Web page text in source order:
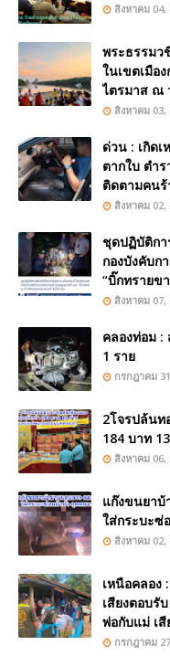
สิงหาคม 04,
พระธรรม
ในเขตเมือ
ไตรมาส ณ
สิงหาคม 03,
ด่วน : เกิด
ตากใบ ตำ
ติดตามคนร้
สิงหาคม 02,
ชุดปฏิบัติกา
กองบังคับก
“บิ๊กทรายข
สิงหาคม 07,
คลองท่อม :
1 ราย
กรกฎาคม
2โจรปล้นท
184 บาท
สิงหาคม 06,
แก๊งขนยาบ้
ใส่กระบะซ่
สิงหาคม 02,
เหนือคลอง
เสียงตอบรั
พ่อกับแม่ เ
กรกฎาคม